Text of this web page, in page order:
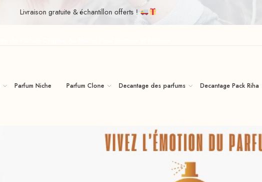
Livraison gratuite & échantillon offerts !
Parfum Niche Parfum Clone Decantage des parfums Decantage Pack Riha